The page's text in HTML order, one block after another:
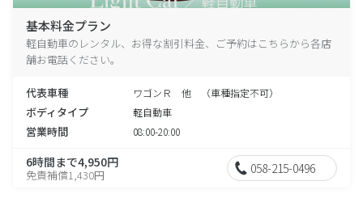
基本料金プラン
軽自動車のレンタル、お得な割引料金、ご予約はこちらから各店
舗お電話ください。
代表車種 ワゴンＲ 他 （車種指定不可）
ボディタイプ 軽自動車
営業時間 08:00-20:00
6時間まで4,950円
免責補償1,430円 058-215-0496